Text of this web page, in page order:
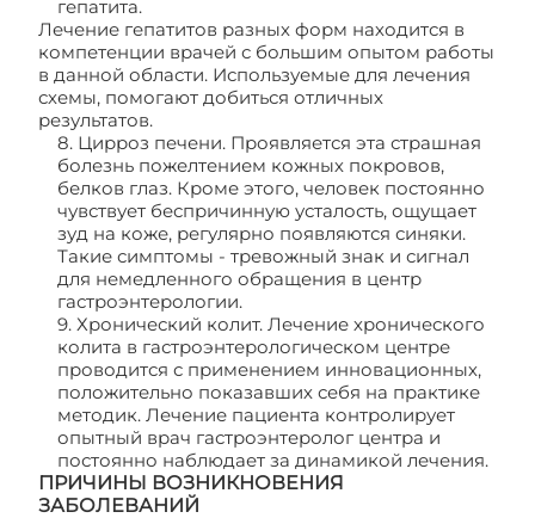
гепатита.
Лечение гепатитов разных форм находится в
компетенции врачей с большим опытом работы
в данной области. Используемые для лечения
схемы, помогают добиться отличных
результатов.
8. Цирроз печени. Проявляется эта страшная
болезнь пожелтением кожных покровов,
белков глаз. Кроме этого, человек постоянно
чувствует беспричинную усталость, ощущает
зуд на коже, регулярно появляются синяки.
Такие симптомы - тревожный знак и сигнал
для немедленного обращения в центр
гастроэнтерологии.
9. Хронический колит. Лечение хронического
колита в гастроэнтерологическом центре
проводится с применением инновационных,
положительно показавших себя на практике
методик. Лечение пациента контролирует
опытный врач гастроэнтеролог центра и
постоянно наблюдает за динамикой лечения.
ПРИЧИНЫ ВОЗНИКНОВЕНИЯ
ЗАБОЛЕВАНИЙ